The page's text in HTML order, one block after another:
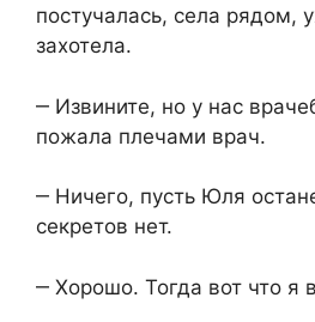
постучалась, села рядом,
захотела.
‒ Извините, но у нас
пожала плечами врач.
‒ Ничего, пусть Юля
секретов нет.
‒ Хорошо. Тогда вот что я